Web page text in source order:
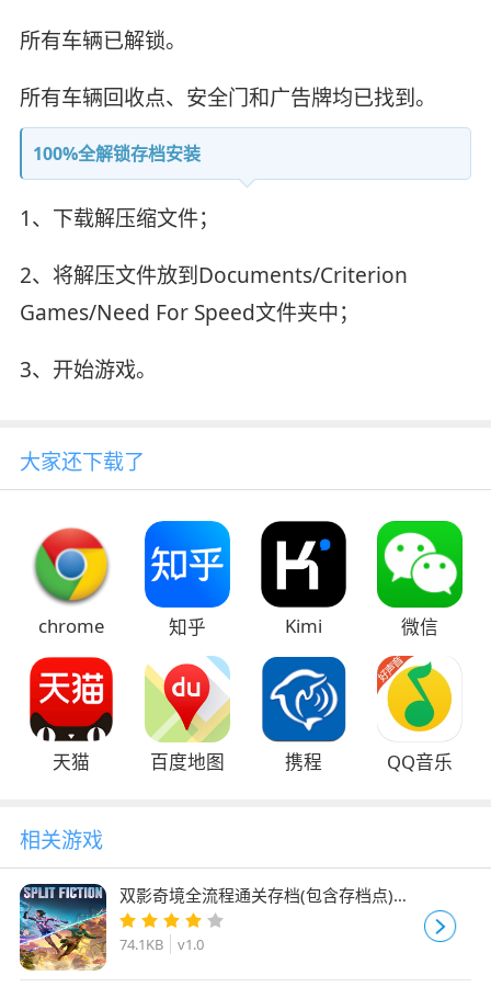
所有车辆已解锁。
所有车辆回收点、安全门和广告牌均已找到。
100%全解锁存档安装
1、下载解压缩文件；
2、将解压文件放到Documents/Criterion
Games/Need For Speed文件夹中；
3、开始游戏。
大家还下载了
chrome 知乎 Kimi 微信
天猫 百度地图 携程 QQ音乐
相关游戏
双影奇境全流程通关存档(包含存档点)
v1.0 免费版
74.1KB v1.0